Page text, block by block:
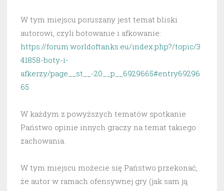
W tym miejscu poruszany jest temat bliski
autorowi, czyli botowanie i afkowanie:
https://forum.worldoftanks.eu/index.php?/topic/3
41858-boty-i-
afkerzy/page__st__-20__p__6929665#entry69296
65
W każdym z powyższych tematów spotkanie
Państwo opinie innych graczy na temat takiego
zachowania.
W tym miejscu możecie się Państwo przekonać,
że autor w ramach ofensywnej gry (jak sam ją